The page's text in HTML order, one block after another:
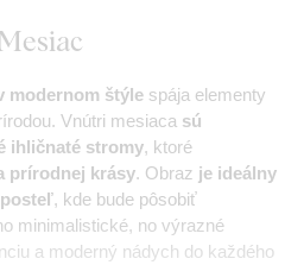
modernom štýle spája elementy
Vnútri mesiaca sú
ihličnaté stromy, ktoré
prírodnej krásy. Obraz je ideálny
, kde bude pôsobiť
minimalistické, no výrazné
a moderný nádych do každého